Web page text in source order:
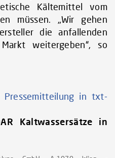
Kältemittel vom
müssen. „Wir gehen
die anfallenden
weitergeben“, so
Pressemitteilung in txt-
Kaltwassersätze in